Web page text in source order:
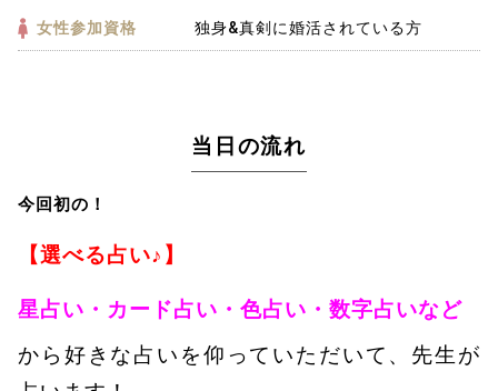
女性参加資格 独身&真剣に婚活されている方
当日の流れ
今回初の！
【選べる占い♪】
星占い・カード占い・色占い・数字占いなど
から好きな占いを仰っていただいて、先生が